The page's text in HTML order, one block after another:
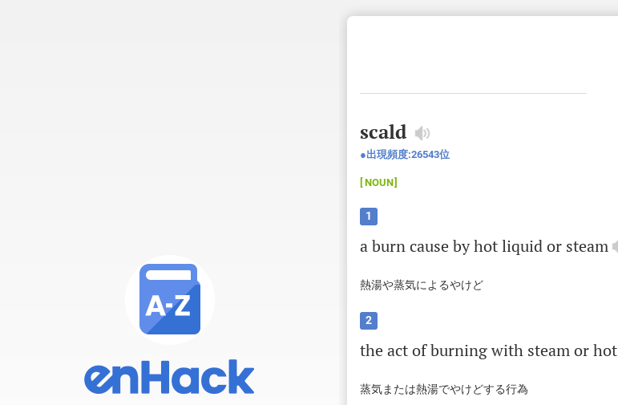
scald
出現頻度:26543位
NOUN
1
aburncause byhotliquidor steam
熱湯や蒸気によるやけど
2
the actofburningwith steamorhot
蒸気または熱湯でやけどする行為